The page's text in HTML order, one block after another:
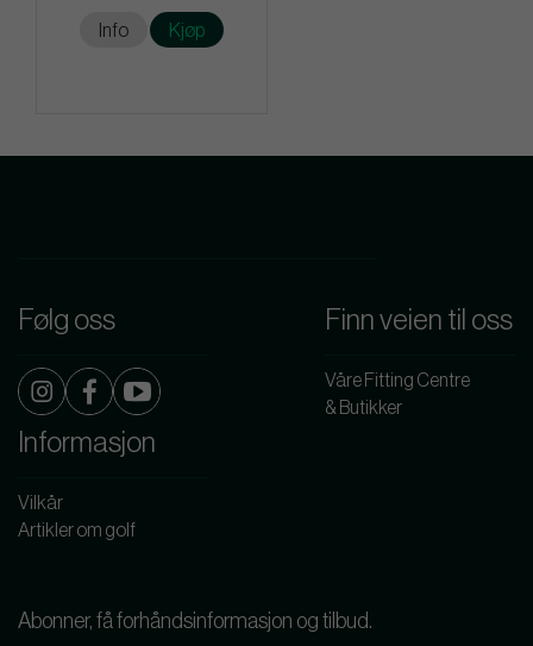
Info Kjøp
Følg oss Finn veien til oss
Våre Fitting Centre
& Butikker
Informasjon
Vilkår
Artikler om golf
Abonner, få forhåndsinformasjon og tilbud.